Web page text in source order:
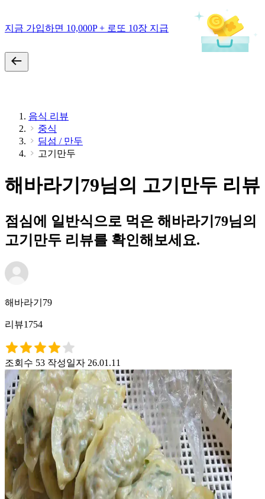
지금 가입하면 10,000P + 로또 10장 지급
음식 리뷰
중식
딤섬 / 만두
고기만두
해바라기79님의 고기만두 리뷰
점심에 일반식으로 먹은 해바라기79님의
고기만두 리뷰를 확인해보세요.
해바라기79
리뷰1754
조회수 53 작성일자 26.01.11